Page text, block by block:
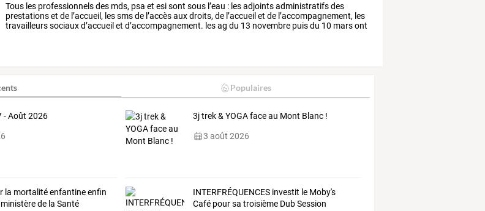
Tous les professionnelsdes mds, psa et esisont sous l’eau : lesadjointsadministratifsdes
prestationset de l’accueil, lessmsde l’accèsauxdroits, de l’accueilet de l’accompagnement, les
travailleurssociauxd’accueilet d’accompagnement. lesag du 13 novembre puisdu 10 marsont
Populaires
- Août 2026 3j trek & YOGA face au Mont Blanc !
3 août 2026
la mortalité enfantine enfin
de la Santé
INTERFRÉQUENCES investit le Moby's
Café pour sa troisième Dub Session